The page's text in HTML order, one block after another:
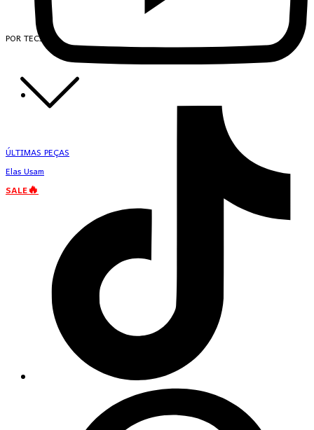
POR TECIDO
ÚLTIMAS PEÇAS
Elas Usam
SALE🔥